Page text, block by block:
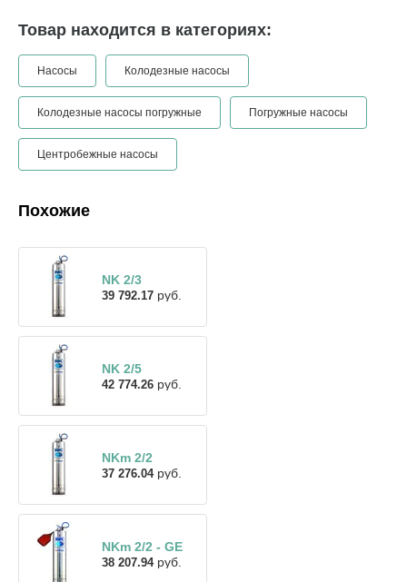
Товар находится в категориях:
Насосы Колодезные насосы
Колодезные насосы погружные Погружные насосы
Центробежные насосы
Похожие
NK 2/3
39 792.17 руб.
NK 2/5
42 774.26 руб.
NKm 2/2
37 276.04 руб.
NKm 2/2 - GE
38 207.94 руб.